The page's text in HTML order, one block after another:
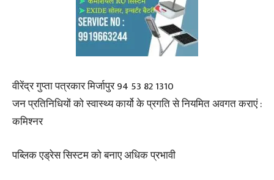
वीरेंद्र गुप्ता पत्रकार मिर्जापुर 94 53 82 1310
जन प्रतिनिधियों को स्वास्थ्य कार्यो के प्रगति से नियमित अवगत कराएं :
कमिश्नर
पब्लिक एड्रेस सिस्टम को बनाए अधिक प्रभावी